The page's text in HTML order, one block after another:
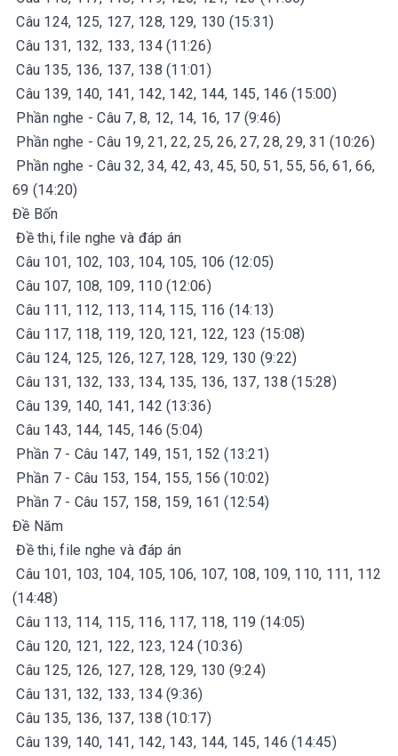
Câu 124, 125, 127, 128, 129, 130 (15:31)
Câu 131, 132, 133, 134 (11:26)
Câu 135, 136, 137, 138 (11:01)
Câu 139, 140, 141, 142, 142, 144, 145, 146 (15:00)
Phần nghe - Câu 7, 8, 12, 14, 16, 17 (9:46)
Phần nghe - Câu 19, 21, 22, 25, 26, 27, 28, 29, 31 (10:26)
Phần nghe - Câu 32, 34, 42, 43, 45, 50, 51, 55, 56, 61, 66,
69 (14:20)
Đề Bốn
Đề thi, file nghe và đáp án
Câu 101, 102, 103, 104, 105, 106 (12:05)
Câu 107, 108, 109, 110 (12:06)
Câu 111, 112, 113, 114, 115, 116 (14:13)
Câu 117, 118, 119, 120, 121, 122, 123 (15:08)
Câu 124, 125, 126, 127, 128, 129, 130 (9:22)
Câu 131, 132, 133, 134, 135, 136, 137, 138 (15:28)
Câu 139, 140, 141, 142 (13:36)
Câu 143, 144, 145, 146 (5:04)
Phần 7 - Câu 147, 149, 151, 152 (13:21)
Phần 7 - Câu 153, 154, 155, 156 (10:02)
Phần 7 - Câu 157, 158, 159, 161 (12:54)
Đề Năm
Đề thi, file nghe và đáp án
Câu 101, 103, 104, 105, 106, 107, 108, 109, 110, 111, 112
(14:48)
Câu 113, 114, 115, 116, 117, 118, 119 (14:05)
Câu 120, 121, 122, 123, 124 (10:36)
Câu 125, 126, 127, 128, 129, 130 (9:24)
Câu 131, 132, 133, 134 (9:36)
Câu 135, 136, 137, 138 (10:17)
Câu 139, 140, 141, 142, 143, 144, 145, 146 (14:45)